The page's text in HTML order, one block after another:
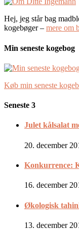
Hej, jeg står bag
kogebøger – mere om
Min seneste kogebog
Køb min seneste
Seneste 3
Julet kålsalat
20. december
Konkurrence:
16. december
Økologisk
13. december